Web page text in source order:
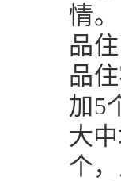
情
品
品
加5
大
个